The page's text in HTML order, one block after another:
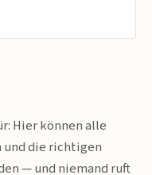
Hier können alle
und die richtigen
— und niemand ruft